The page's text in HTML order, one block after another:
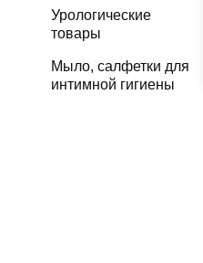
Урологические
товары
Мыло, салфетки для
интимной гигиены